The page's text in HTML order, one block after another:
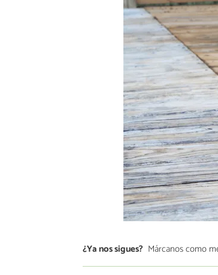
¿Ya nos sigues? Márcanos como